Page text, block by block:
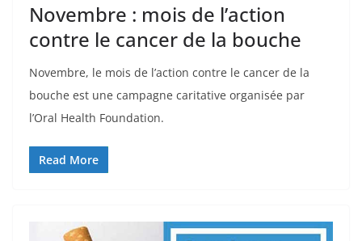
Novembre : mois de l’action
contre le cancer de la bouche
Novembre, le mois de l’action contre le cancer de la
bouche est une campagne caritative organisée par
l’Oral Health Foundation.
Read More